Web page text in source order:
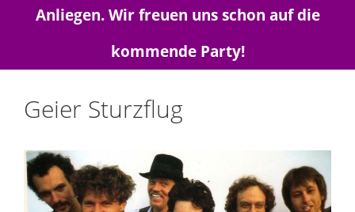
Anliegen. Wir freuen uns schon auf die
kommende Party!
Geier Sturzflug